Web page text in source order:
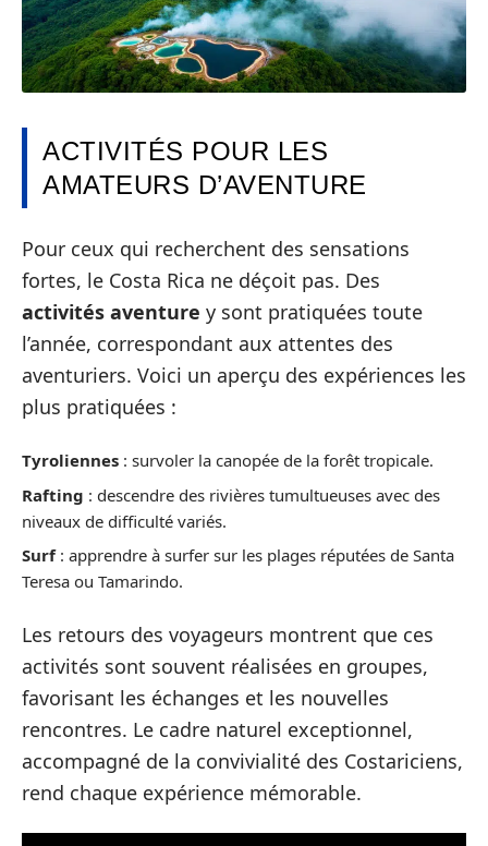
ACTIVITÉS POUR LES
AMATEURS D’AVENTURE
Pour ceux qui recherchent des sensations
fortes, le Costa Rica ne déçoit pas. Des
activités aventure y sont pratiquées toute
l’année, correspondant aux attentes des
aventuriers. Voici un aperçu des expériences les
plus pratiquées :
Tyroliennes : survoler la canopée de la forêt tropicale.
Rafting : descendre des rivières tumultueuses avec des
niveaux de difficulté variés.
Surf: apprendre à surfer sur les plages réputées de Santa
Teresa ou Tamarindo.
Les retours des voyageurs montrent que ces
activités sont souvent réalisées en groupes,
favorisant les échanges et les nouvelles
rencontres. Le cadre naturel exceptionnel,
accompagné de la convivialité des Costariciens,
rend chaque expérience mémorable.